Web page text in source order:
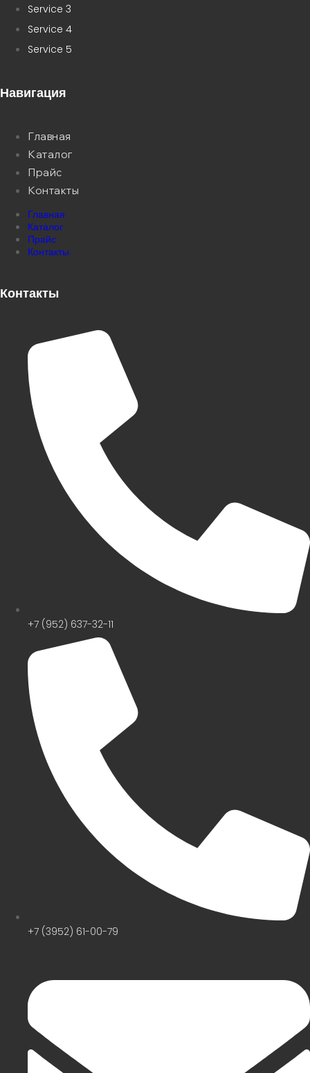
Service 3
Service 4
Service 5
Навигация
Главная
Каталог
Прайс
Контакты
Главная
Каталог
Прайс
Контакты
Контакты
+7 (952) 637-32-11
+7 (3952) 61-00-79